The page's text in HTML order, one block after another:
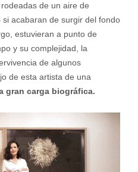
de un aire de
acabaran de surgir del fondo
estuvieran a punto de
y su complejidad, la
de algunos
de esta artista de una
gran carga biográfica.